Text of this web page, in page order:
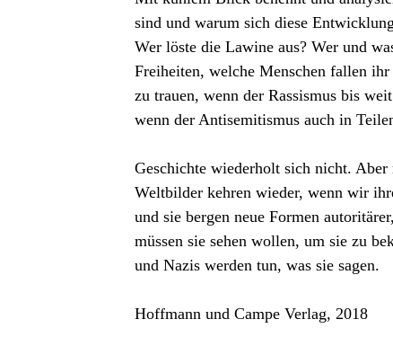
sind und warum sich diese
Wer löste die Lawine aus? Wer und
Freiheiten, welche Menschen fallen
zu trauen, wenn der Rassismus bis
wenn der Antisemitismus auch in
Geschichte wiederholt sich nicht.
Weltbilder kehren wieder, wenn wir
und sie bergen neue Formen
müssen sie sehen wollen, um sie zu
und Nazis werden tun, was sie sagen.
Hoffmann und Campe Verlag, 2018